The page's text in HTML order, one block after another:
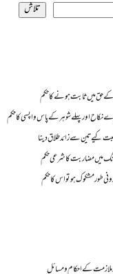
تلاش
حق میں ثابت ہونے کا حکم
نکاح اور پہلے شوہر کے پاس واپسی کا حکم
کیے تین سے زائد طلاق دینا
میں مضاربت کا شرعی حکم
طور مشکوک ہو تو اس کا حکم
ملازمت کے احکام و مسائل